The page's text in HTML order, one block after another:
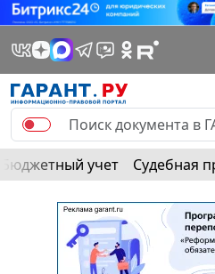
Бюджетный учет Судебная